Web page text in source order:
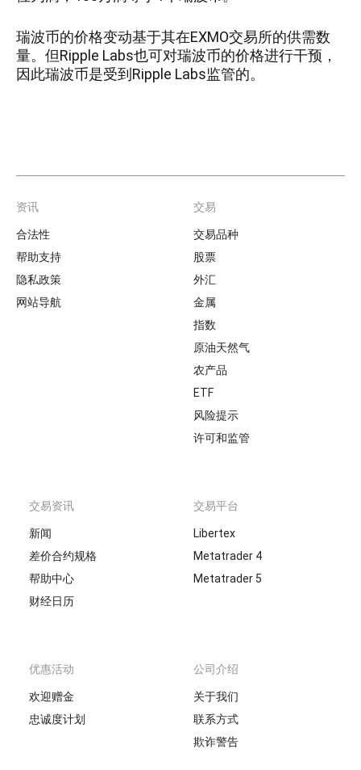
瑞波币的价格变动基于其在EXMO交易所的供需数
量。但Ripple Labs也可对瑞波币的价格进行干预，
因此瑞波币是受到Ripple Labs监管的。
Footer
资讯
合法性
帮助支持
隐私政策
网站导航
交易
交易品种
股票
外汇
金属
指数
原油天然气
农产品
ETF
风险提示
许可和监管
交易资讯
新闻
差价合约规格
帮助中心
财经日历
交易平台
Libertex
Metatrader 4
Metatrader 5
优惠活动
欢迎赠金
忠诚度计划
公司介绍
关于我们
联系方式
欺诈警告